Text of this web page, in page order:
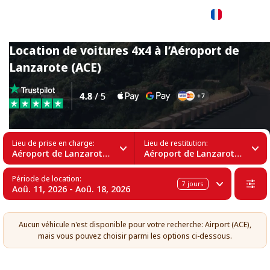
Location de voitures 4x4 à l’Aéroport de
Lanzarote (ACE)
Lieu de prise en charge:
Aéroport de Lanzarote (ACE)
Lieu de restitution:
Aéroport de Lanzarote (ACE)
Période de location:
Aoû. 11, 2026 - Aoû. 18, 2026 7 jours
Aucun véhicule n'est disponible pour votre recherche: Airport (ACE),
mais vous pouvez choisir parmi les options ci-dessous.